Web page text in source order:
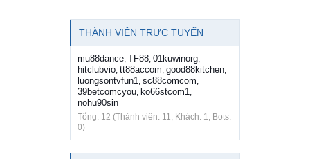
THÀNH VIÊN TRỰC TUYẾN
mu88dance TF88 01kuwinorg
hitclubvio tt88accom good88kitchen
luongsontvfun1 sc88comcom
39betcomcyou ko66stcom1
nohu90sin
Tổng: 12 (Thành viên: 11, Khách: 1, Bots:
0)